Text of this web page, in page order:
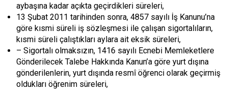
aybaşına kadar açıkta geçirdikleri süreleri,
13 Şubat 2011 tarihinden sonra, 4857 sayılı İş Kanunu’na
göre kısmi süreli iş sözleşmesi ile çalışan sigortalıların,
kısmi süreli çalıştıkları aylara ait eksik süreleri,
– Sigortalı olmaksızın, 1416 sayılı Ecnebi Memleketlere
Gönderilecek Talebe Hakkında Kanun’a göre yurt dışına
gönderilenlerin, yurt dışında resmî öğrenci olarak geçirmiş
oldukları öğrenim süreleri,